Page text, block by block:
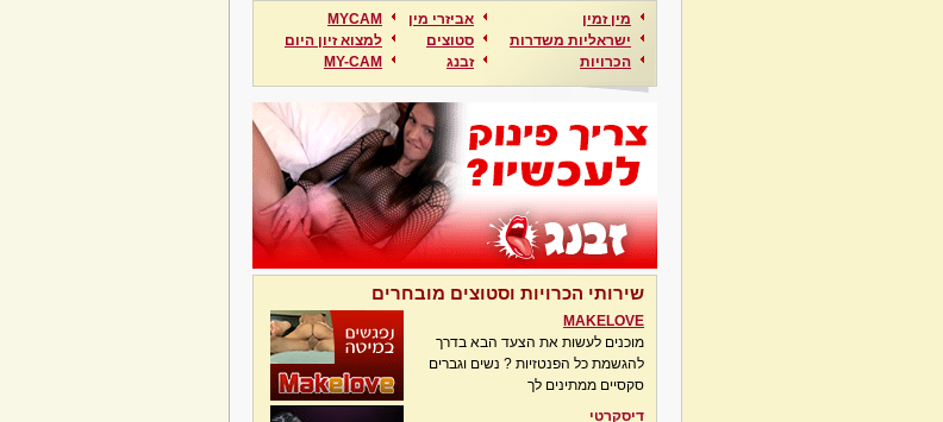
מין זמין
ישראליות משדרות
הכרויות
אביזרי מין
סטוצים
זבנג
MYCAM
למצוא זיון היום
MY-CAM
שירותי הכרויות וסטוצים מובחרים
MAKELOVE
מוכנים לעשות את הצעד הבא בדרך
להגשמת כל הפנטזיות ? נשים וגברים
סקסיים ממתינים לך
דיסקרטי